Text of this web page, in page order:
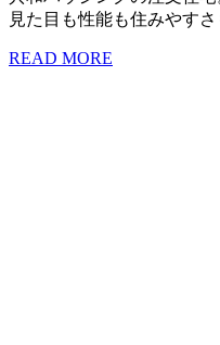
見た目も性能も住みやす
READ MORE